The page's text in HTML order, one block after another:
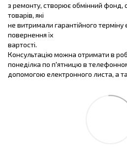
з ремонту, створює обмінний фонд,
товарів, які
не витримали гарантійного терміну
повернення їх
вартості.
Консультацію можна отримати в
понеділка по п'ятницю в
допомогою електронного листа, а